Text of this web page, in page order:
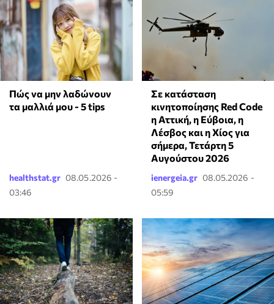
Πώς να μην λαδώνουν
τα μαλλιά μου - 5 tips
healthstat.gr 08.05.2026 -
03:46
Σε κατάσταση
κινητοποίησης Red Code
η Αττική, η Εύβοια, η
Λέσβος και η Χίος για
σήμερα, Τετάρτη 5
Αυγούστου 2026
ienergeia.gr 08.05.2026 -
05:59